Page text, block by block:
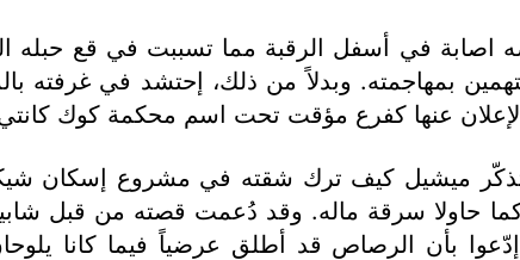
في أسفل الرقبة مما تسببت في قع حبله
بمهاجمته. وبدلاً من ذلك، إحتشد في غرفته
عنها كفرع مؤقت تحت اسم محكمة كوك
ميشيل كيف ترك شقته في مشروع إسكان
حاولا سرقة ماله. وقد دُعمت قصته من قبل
إدّعوا بأن الرصاص قد أطلق عرضياً فيما كانا